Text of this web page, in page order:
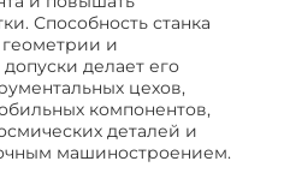
Способность станка
и
делает его
цехов,
компонентов,
деталей и
машиностроением.